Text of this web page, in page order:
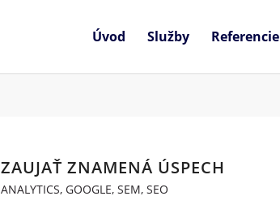
Úvod Služby Referencie
ZAUJAŤ ZNAMENÁ ÚSPECH
ANALYTICS, GOOGLE, SEM, SEO